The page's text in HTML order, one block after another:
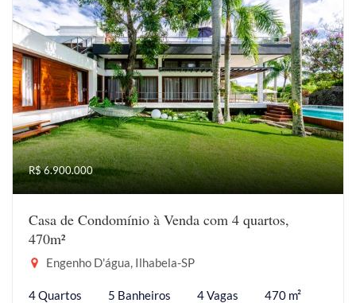
R$ 6.900.000
Casa de Condomínio à Venda com 4 quartos,
470m²
Engenho D'água, Ilhabela-SP
4 Quartos 5 Banheiros 4 Vagas 470 m²